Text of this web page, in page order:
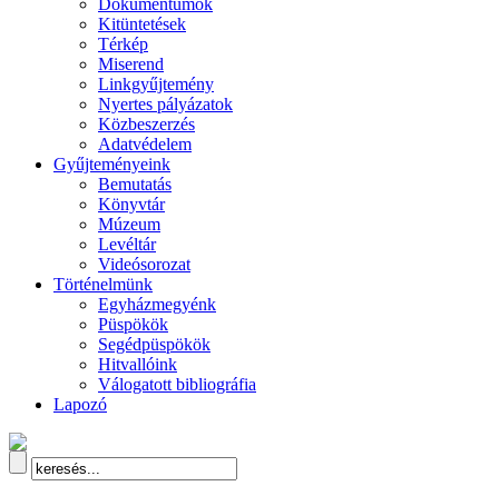
Dokumentumok
Kitüntetések
Térkép
Miserend
Linkgyűjtemény
Nyertes pályázatok
Közbeszerzés
Adatvédelem
Gyűjteményeink
Bemutatás
Könyvtár
Múzeum
Levéltár
Videósorozat
Történelmünk
Egyházmegyénk
Püspökök
Segédpüspökök
Hitvallóink
Válogatott bibliográfia
Lapozó